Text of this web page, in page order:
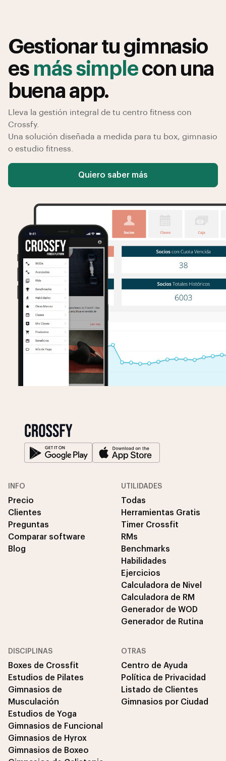
Gestionar tu gimnasio
es más simplecon una
buena app.
Lleva la gestión integral de tu centro fitness con
Crossfy.
Una solución diseñada a medida para tu box, gimnasio
o estudio fitness.
Quiero saber más
INFO
Precio
Clientes
Preguntas
Comparar software
Blog
UTILIDADES
Todas
Herramientas Gratis
Timer Crossfit
RMs
Benchmarks
Habilidades
Ejercicios
Calculadora de Nivel
Calculadora de RM
Generador de WOD
Generador de Rutina
DISCIPLINAS
Boxes de Crossfit
Estudios de Pilates
Gimnasios de
Musculación
Estudios de Yoga
Gimnasios de Funcional
Gimnasios de Hyrox
Gimnasios de Boxeo
OTRAS
Centro de Ayuda
Política de Privacidad
Listado de Clientes
Gimnasios por Ciudad